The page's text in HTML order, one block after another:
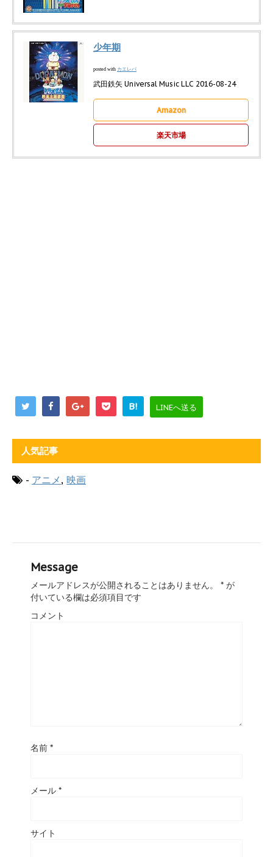
少年期
posted with カエレバ
武田鉄矢 Universal Music LLC 2016-08-24
Amazon
楽天市場
B! LINEへ送る
人気記事
- アニメ , 映画
Message
メールアドレスが公開されることはありません。 * が
付いている欄は必須項目です
コメント
名前 *
メール *
サイト